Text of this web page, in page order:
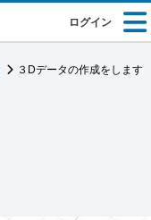
ログイン
３Dデータの作成をします